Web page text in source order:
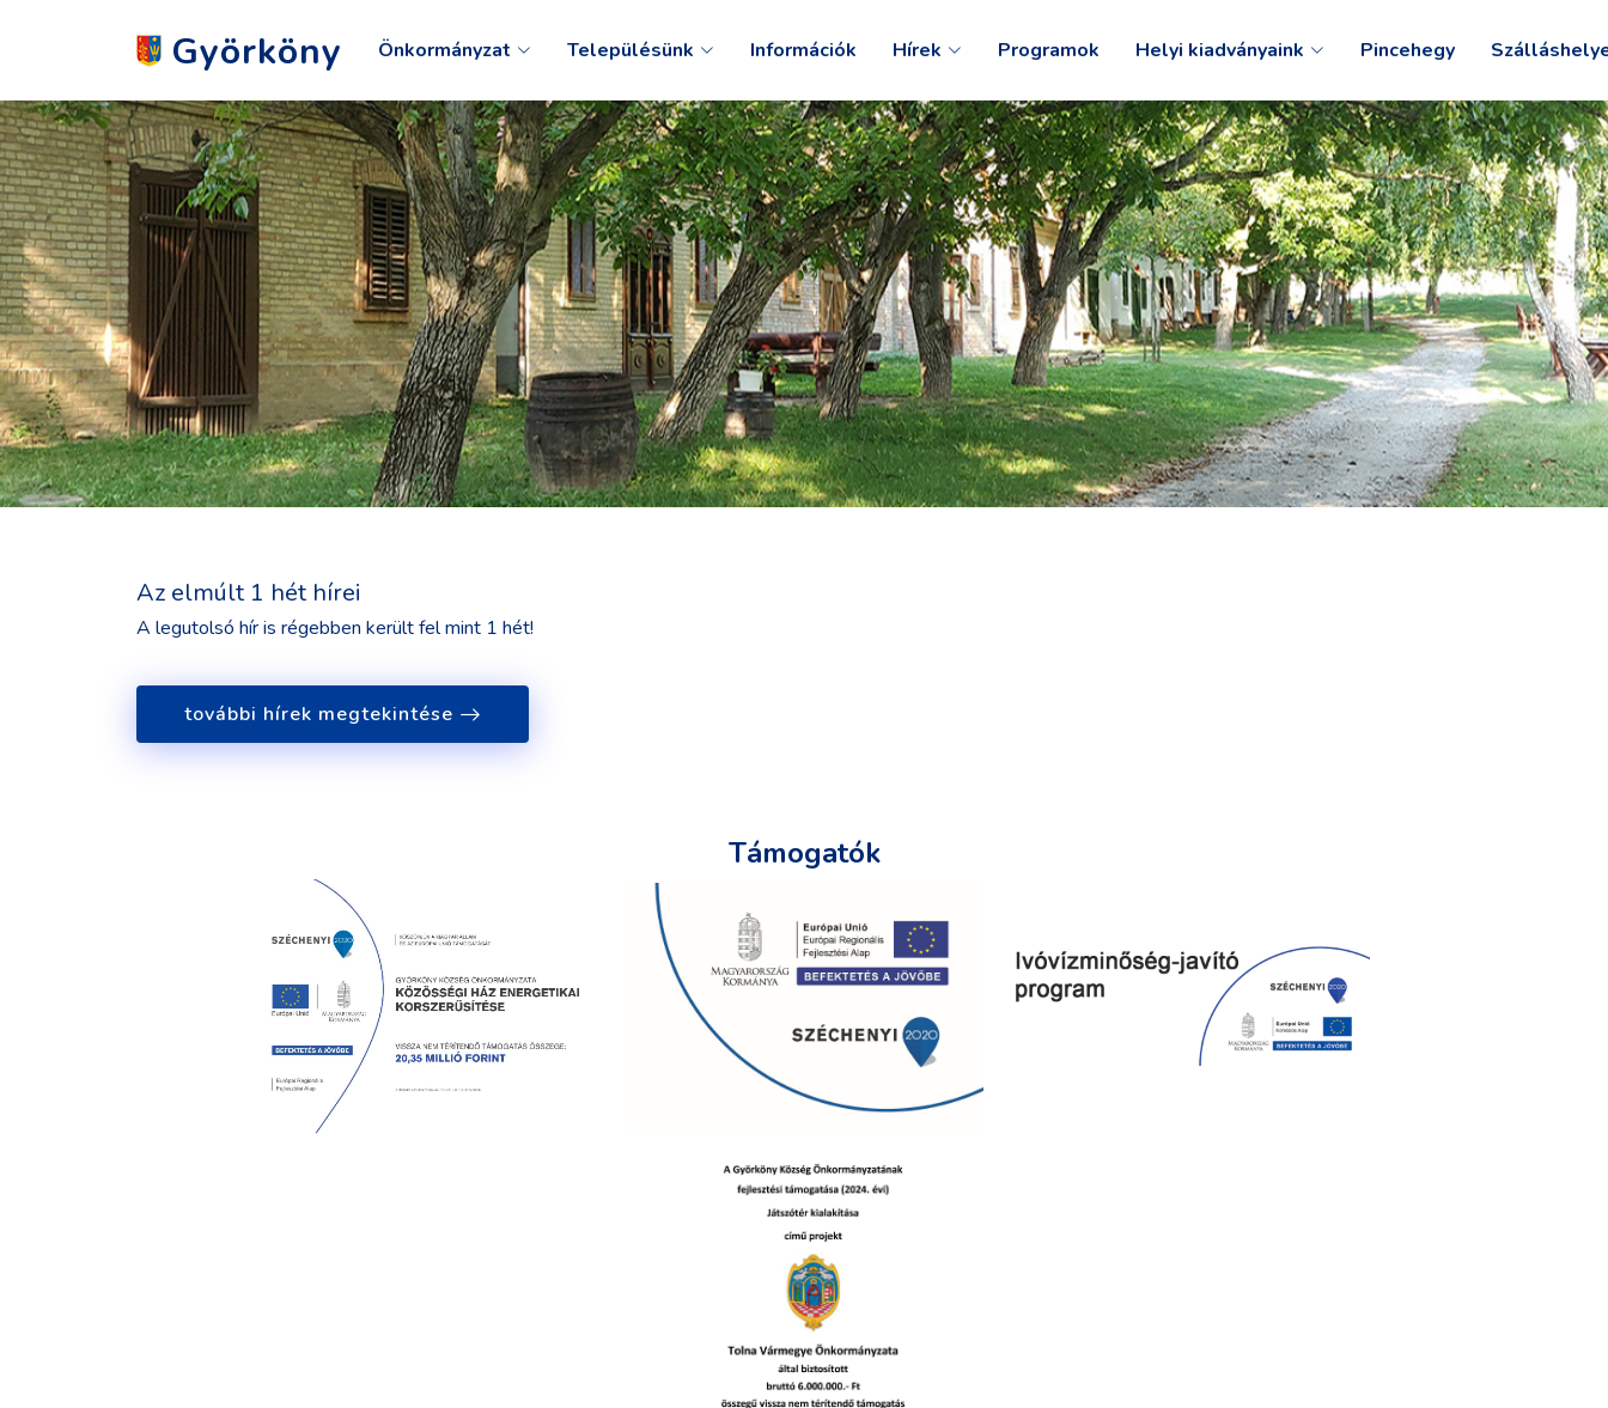
Györköny Önkormányzat Településünk Információk Hírek Programok Helyi kiadványaink Pincehegy
Az elmúlt 1 hét hírei
A legutolsó hír is régebben került fel mint 1 hét!
további hírek megtekintése
Támogatók